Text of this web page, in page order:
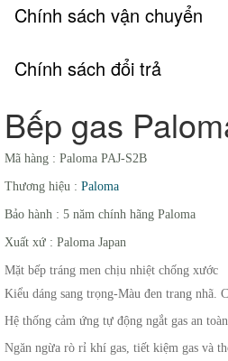
Chính sách vận chuyển
Chính sách đổi trả
Bếp gas
Mã hàng : Paloma PAJ-S2B
Thương hiệu : Paloma
Bảo hành : 5 năm chính hãng Paloma
Xuất xứ : Paloma Japan
Mặt bếp tráng men chịu nhiệt chống xước
Kiểu dáng sang trọng-Màu đen trang nhã.
Hệ thống cảm ứng tự động ngắt gas an toàn
Ngăn ngừa rò rỉ khí gas, tiết kiệm gas và